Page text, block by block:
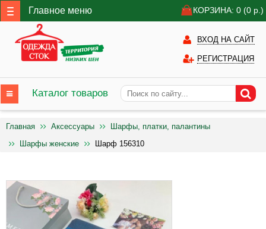
Главное меню КОРЗИНА: 0 (0 р.)
ВХОД НА САЙТ
РЕГИСТРАЦИЯ
Каталог товаров
Главная Аксессуары
Шарфы, платки, палантины
Шарфы женские
Шарф 156310